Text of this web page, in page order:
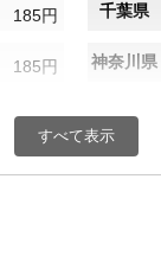
185円 千葉県
185円 神奈川県
185円 富山県
すべて表示